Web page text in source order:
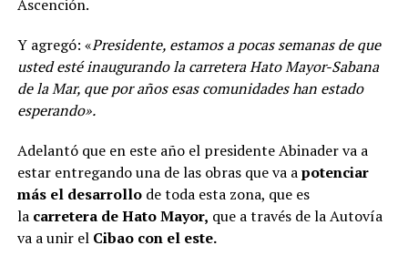
Ascención.
Y agregó: «Presidente, estamos a pocas semanas de que
usted esté inaugurando la carretera Hato Mayor-Sabana
de la Mar, que por años esas comunidades han estado
esperando».
Adelantó que en este año el presidente Abinader va a
estar entregando una de las obras que va apotenciar
más el desarrollode toda esta zona, que es
la carretera de Hato Mayor, que a través de la Autovía
va a unir el Cibao con el este.